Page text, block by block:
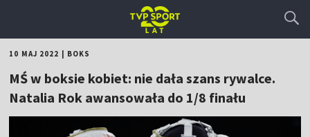
10 MAJ 2022 BOKS
MŚ w boksie kobiet: nie dała szans rywalce.
Natalia Rok awansowała do 1/8 finału